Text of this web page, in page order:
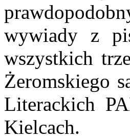
wywiady z
wszystkich
Żeromskiego
Literackich
Kielcach.